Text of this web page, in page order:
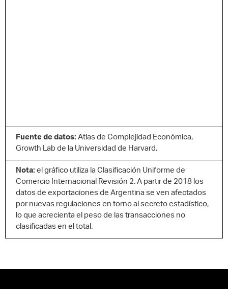
Fuente de datos: Atlas de Complejidad Económica,
Growth Lab de la Universidad de Harvard.
Nota: el gráfico utiliza la Clasificación Uniforme de
Comercio Internacional Revisión 2. A partir de 2018 los
datos de exportaciones de Argentina se ven afectados
por nuevas regulaciones en torno al secreto estadístico,
lo que acrecienta el peso de las transacciones no
clasificadas en el total.